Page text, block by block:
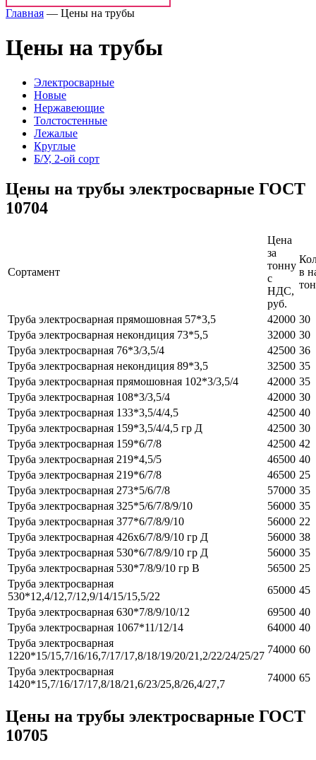
Главная — Цены на трубы
Цены на трубы
Электросварные
Новые
Нержавеющие
Толстостенные
Лежалые
Круглые
Б/У, 2-ой сорт
Цены на трубы электросварные ГОСТ
10704
Сортамент
Цена
за
тонну
с
НДС,
руб.
в
Труба электросварная прямошовная 57*3,5 42000 30
Труба электросварная некондиция 73*5,5
32000 30
Труба электросварная 76*3/3,5/4
42500 36
Труба электросварная некондиция 89*3,5
32500 35
Труба электросварная прямошовная 102*3/3,5/4
42000 35
Труба электросварная 108*3/3,5/4
42000 30
Труба электросварная 133*3,5/4/4,5
42500 40
Труба электросварная 159*3,5/4/4,5 гр Д
42500 30
Труба электросварная 159*6/7/8
42500 42
Труба электросварная 219*4,5/5
46500 40
Труба электросварная 219*6/7/8
46500 25
Труба электросварная 273*5/6/7/8
57000 35
Труба электросварная 325*5/6/7/8/9/10
56000 35
Труба электросварная 377*6/7/8/9/10
56000 22
Труба электросварная 426х6/7/8/9/10 гр Д
56000 38
Труба электросварная 530*6/7/8/9/10 гр Д
56000 35
Труба электросварная 530*7/8/9/10 гр В
56500 25
Труба электросварная
530*12,4/12,7/12,9/14/15/15,5/22
65000 45
Труба электросварная 630*7/8/9/10/12
69500 40
Труба электросварная 1067*11/12/14
64000 40
Труба электросварная
1220*15/15,7/16/16,7/17/17,8/18/19/20/21,2/22/24/25/27
74000 60
Труба электросварная
1420*15,7/16/17/17,8/18/21,6/23/25,8/26,4/27,7
74000 65
Цены на трубы электросварные ГОСТ
10705